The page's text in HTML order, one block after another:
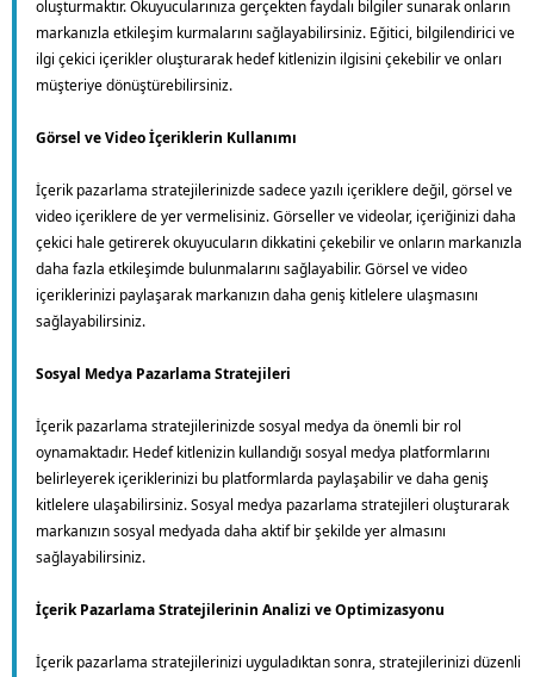
oluşturmaktır. Okuyucularınıza gerçekten faydalı bilgiler sunarak onların
markanızla etkileşim kurmalarını sağlayabilirsiniz. Eğitici, bilgilendirici ve
ilgi çekici içerikler oluşturarak hedef kitlenizin ilgisini çekebilir ve onları
müşteriye dönüştürebilirsiniz.
Görsel ve Video İçeriklerin Kullanımı
İçerik pazarlama stratejilerinizde sadece yazılı içeriklere değil, görsel ve
video içeriklere de yer vermelisiniz. Görseller ve videolar, içeriğinizi daha
çekici hale getirerek okuyucuların dikkatini çekebilir ve onların markanızla
daha fazla etkileşimde bulunmalarını sağlayabilir. Görsel ve video
içeriklerinizi paylaşarak markanızın daha geniş kitlelere ulaşmasını
sağlayabilirsiniz.
Sosyal Medya Pazarlama Stratejileri
İçerik pazarlama stratejilerinizde sosyal medya da önemli bir rol
oynamaktadır. Hedef kitlenizin kullandığı sosyal medya platformlarını
belirleyerek içeriklerinizi bu platformlarda paylaşabilir ve daha geniş
kitlelere ulaşabilirsiniz. Sosyal medya pazarlama stratejileri oluşturarak
markanızın sosyal medyada daha aktif bir şekilde yer almasını
sağlayabilirsiniz.
İçerik Pazarlama Stratejilerinin Analizi ve Optimizasyonu
İçerik pazarlama stratejilerinizi uyguladıktan sonra, stratejilerinizi düzenli